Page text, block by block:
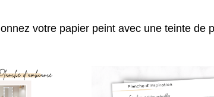
votre papier peint avec une teinte de